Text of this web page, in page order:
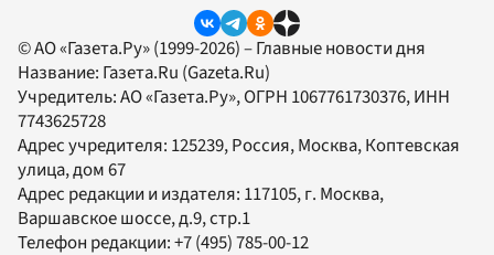
© АО «Газета.Ру» (1999-2026) – Главные новости дня
Название: Газета.Ru (Gazeta.Ru)
Учредитель:АО «Газета.Ру», ОГРН 1067761730376, ИНН
7743625728
Адрес учредителя: 125239, Россия, Москва, Коптевская
улица, дом 67
Адрес редакции и издателя: 117105, г. Москва,
Варшавское шоссе, д.9, стр.1
Телефон редакции:+7 (495) 785-00-12